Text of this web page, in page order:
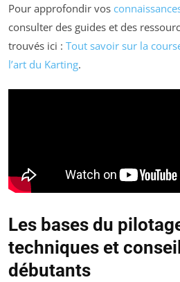
Pour approfondir vos
consulter des guides et des
trouvés ici : Tout savoir sur la
l’art du Karting.
Les bases du
techniques et
débutants